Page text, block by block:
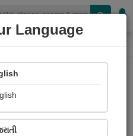
Language